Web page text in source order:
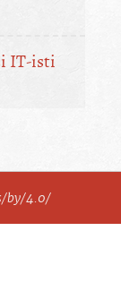
IT-isti
by/4.0/